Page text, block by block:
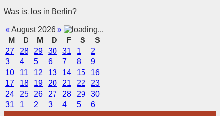
Was ist los in Berlin?
«August 2026 »
M
D M D F S
S
27
28 29 30 31 1
2
3
4 5 6 7 8
9
10
11 12 13 14 15
16
17
18 19 20 21 22
23
24
25 26 27 28 29
30
31
1 2 3 4 5 6